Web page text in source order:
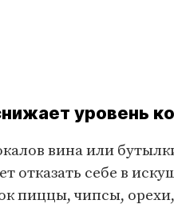
уровень
вина или
отказать себе в
пиццы, чипсы, орехи,